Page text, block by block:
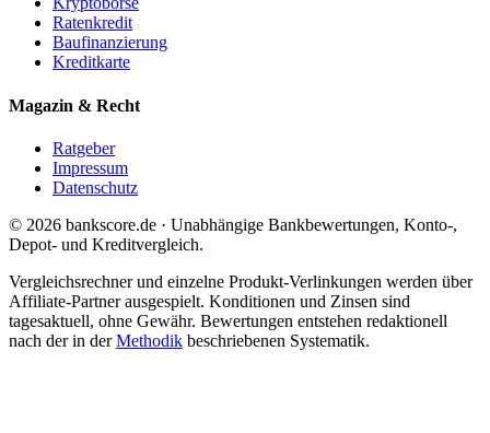
Ratenkredit
Baufinanzierung
Kreditkarte
Magazin & Recht
Ratgeber
Impressum
Datenschutz
© 2026 bankscore.de · Unabhängige Bankbewertungen, Konto-,
Depot- und Kreditvergleich.
Vergleichsrechner und einzelne Produkt-Verlinkungen werden über
Affiliate-Partner ausgespielt. Konditionen und Zinsen sind
tagesaktuell, ohne Gewähr. Bewertungen entstehen redaktionell
nach der in derMethodik beschriebenen Systematik.